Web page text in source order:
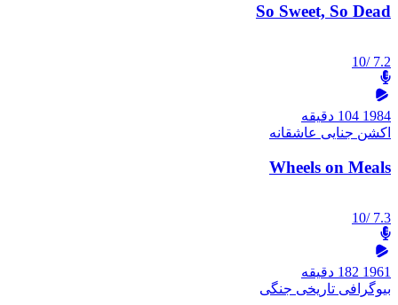
So Sweet, So Dead
7.2
/10
1984 104 دقیقه
اکشن جنایی عاشقانه
Wheels on Meals
7.3
/10
1961 182 دقیقه
بیوگرافی تاریخی جنگی